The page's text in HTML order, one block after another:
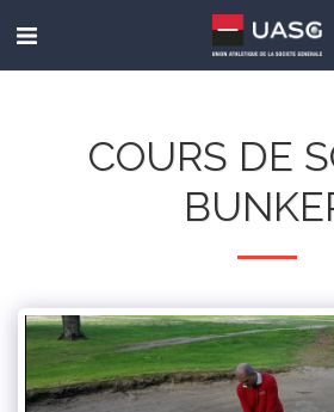
COURS DE